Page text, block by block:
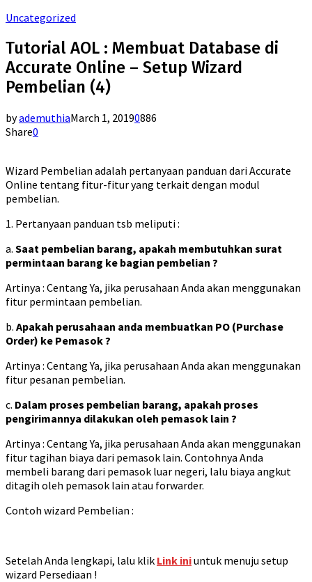
Uncategorized
Tutorial AOL : Membuat Database di
Accurate Online – Setup Wizard
Pembelian (4)
byademuthiaMarch 1, 20190886
Share0
Wizard Pembelian adalah pertanyaan panduan dari Accurate
Online tentang fitur-fitur yang terkait dengan modul
pembelian.
1. Pertanyaan panduan tsb meliputi :
a. Saat pembelian barang, apakah membutuhkan surat
permintaan barang ke bagian pembelian ?
Artinya : Centang Ya, jika perusahaan Anda akan menggunakan
fitur permintaan pembelian.
b. Apakah perusahaan anda membuatkan PO (Purchase
Order) ke Pemasok ?
Artinya : Centang Ya, jika perusahaan Anda akan menggunakan
fitur pesanan pembelian.
c. Dalam proses pembelian barang, apakah proses
pengirimannya dilakukan oleh pemasok lain ?
Artinya : Centang Ya, jika perusahaan Anda akan menggunakan
fitur tagihan biaya dari pemasok lain. Contohnya Anda
membeli barang dari pemasok luar negeri, lalu biaya angkut
ditagih oleh pemasok lain atau forwarder.
Contoh wizard Pembelian :
Setelah Anda lengkapi, lalu klik Link iniuntuk menuju setup
wizard Persediaan !